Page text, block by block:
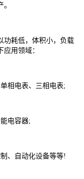
耗低，体积小，负载
用领域：
相电表、三相电表;
电容器;
、自动化设备等等!